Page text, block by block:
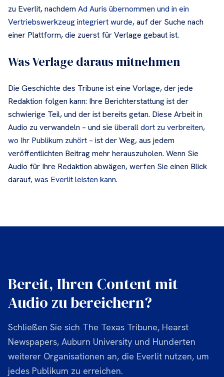
zu Everlit, nachdem Ad Auris übernommen und in ein
Vertriebswerkzeug integriert wurde, auf der Suche nach
einer Plattform, die zuerst für Verlage gebaut ist.
Was Verlage daraus mitnehmen
Die Geschichte des Tribune ist eine Vorlage, der jede
Redaktion folgen kann: Ihre Berichterstattung ist der
schwierige Teil, und der ist bereits getan. Diese Arbeit in
Audio zu verwandeln – und sie überall dort zu verbreiten,
wo Ihr Publikum zuhört – ist der Weg, aus jedem
veröffentlichten Beitrag mehr herauszuholen. Wenn Sie
Audio für Ihre Redaktion abwägen, werfen Sie einen Blick
darauf,was Everlit leisten kann.
Bereit, Ihren Content mit
Audio zu bereichern?
Schließen Sie sich The Texas Tribune, Hearst
Newspapers, Auburn University und Hunderten
weiterer Organisationen an, die Everlit nutzen, um
jedes Publikum zu erreichen.